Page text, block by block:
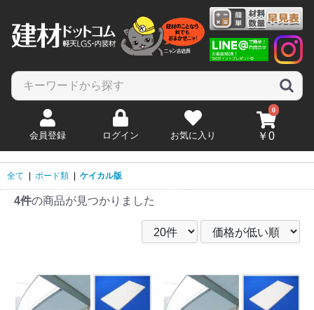
会員登録 ログイン お気に入り
0
￥0
全て | ボード類 | ケイカル版
4件の商品が見つかりました